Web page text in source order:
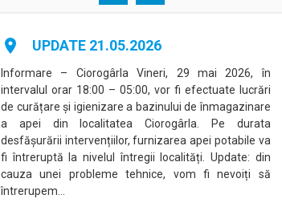
place UPDATE 21.05.2026
Informare – Ciorogârla Vineri, 29 mai 2026, în
intervalul orar 18:00 – 05:00, vor fi efectuate lucrări
de curățare și igienizare a bazinului de înmagazinare
a apei din localitatea Ciorogârla. Pe durata
desfășurării intervențiilor, furnizarea apei potabile va
fi întreruptă la nivelul întregii localități. Update: din
cauza unei probleme tehnice, vom fi nevoiți să
întrerupem…